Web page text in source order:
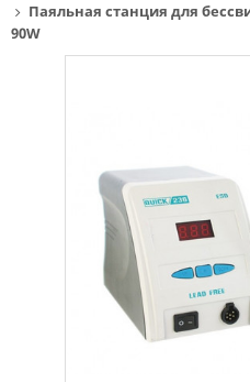
Паяльная станция для
90W